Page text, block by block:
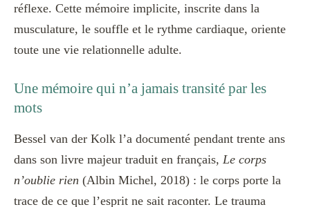
réflexe. Cette mémoire implicite, inscrite dans la
musculature, le souffle et le rythme cardiaque, oriente
toute une vie relationnelle adulte.
Une mémoire qui n’a jamais transité par les
mots
Bessel van der Kolk l’a documenté pendant trente ans
dans son livre majeur traduit en français, Le corps
n’oublie rien (Albin Michel, 2018) : le corps porte la
trace de ce que l’esprit ne sait raconter. Le trauma